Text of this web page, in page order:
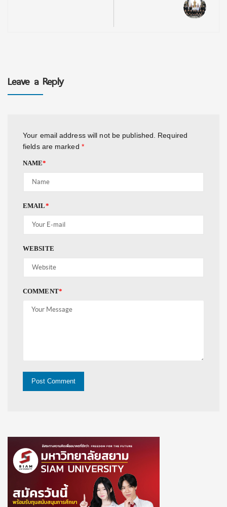
Leave a Reply
Your email address will not be published.
Required
fields are marked *
NAME*
EMAIL*
WEBSITE
COMMENT*